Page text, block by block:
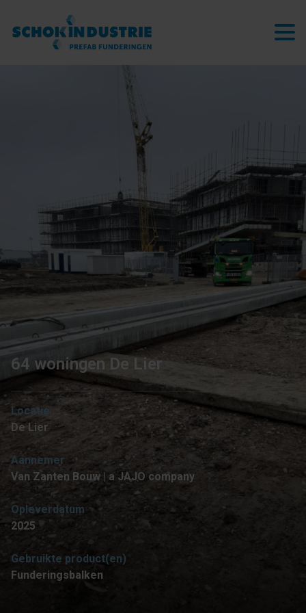
64 woningen De Lier
Locatie
De Lier
Aannemer
Van Zanten Bouw | a JAJO company
Opleverdatum
2025
Gebruikte product(en)
Funderingsbalken